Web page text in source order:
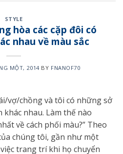
STYLE
hòa các cặp đôi có
nhau về màu sắc
MỘT, 2014BY FNANOF70
vợ/chồng và tôi có những sở
nhau. Làm thế nào
về cách phối màu?” Theo
chúng tôi, gần như một
trang trí khi họ chuyển